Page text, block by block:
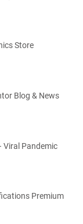
Store
Blog & News
Viral Pandemic
Premium